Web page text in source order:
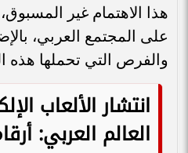
هذا الاهتمام غير
على المجتمع العربي،
والفرص التي تحملها هذه
انتشار الألعاب
العالم العربي: